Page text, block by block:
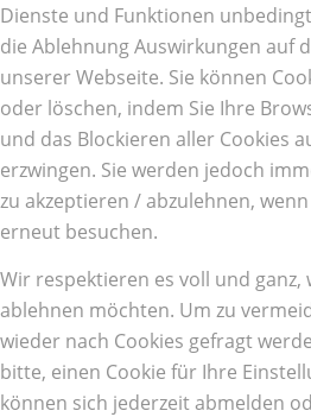
Dienste und Funktionen
die Ablehnung Auswirkungen auf
unserer Webseite. Sie können
oder löschen, indem Sie Ihre
und das Blockieren aller Cookies
erzwingen. Sie werden jedoch
zu akzeptieren / abzulehnen,
erneut besuchen.
Wir respektieren es voll und ganz,
ablehnen möchten. Um zu
wieder nach Cookies gefragt
bitte, einen Cookie für Ihre
können sich jederzeit abmelden